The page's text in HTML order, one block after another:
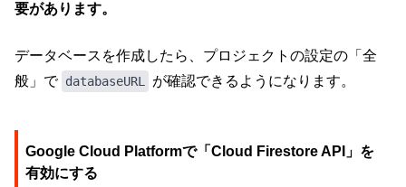
要があります。
データベースを作成したら、プロジェクトの設定の「全
般」で databaseURL が確認できるようになります。
Google Cloud Platformで「Cloud Firestore API」を
有効にする